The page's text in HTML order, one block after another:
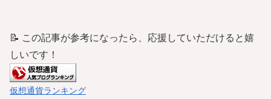
📝 この記事が参考になったら、応援していただけると嬉
しいです！
仮想通貨ランキング